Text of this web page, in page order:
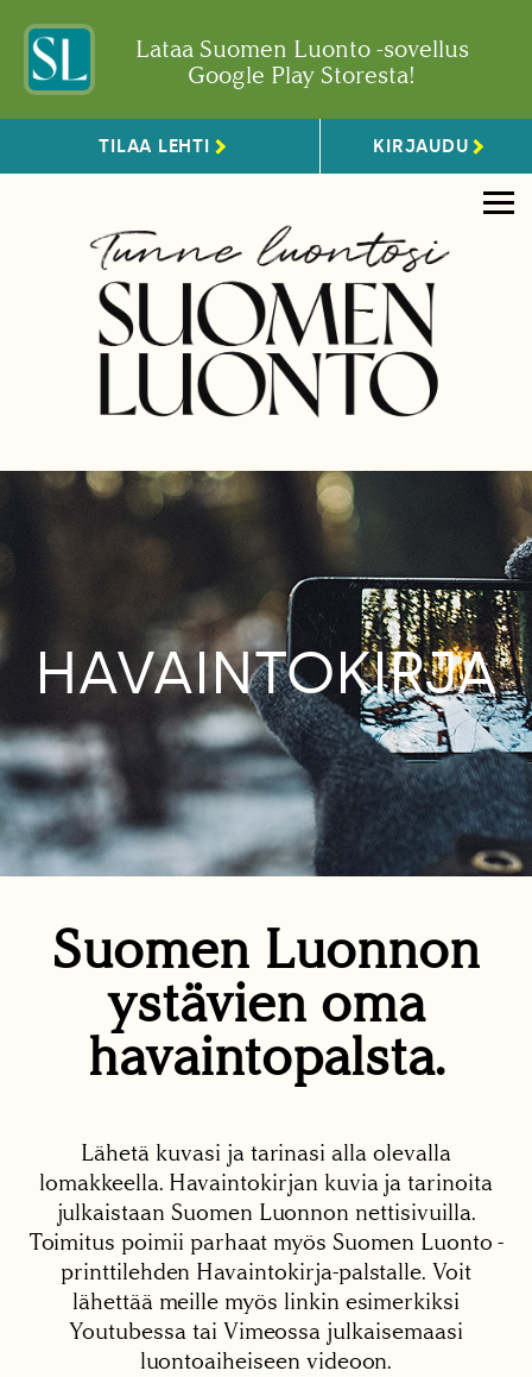
Lataa Suomen Luonto -sovellus
Google Play Storesta!
TILAA LEHTI KIRJAUDU
HAVAINTOKIRJA
Suomen Luonnon
ystävien oma
havaintopalsta.
Lähetä kuvasi ja tarinasi alla olevalla
lomakkeella. Havaintokirjan kuvia ja tarinoita
julkaistaan Suomen Luonnon nettisivuilla.
Toimitus poimii parhaat myös Suomen Luonto -
printtilehden Havaintokirja-palstalle. Voit
lähettää meille myös linkin esimerkiksi
Youtubessa tai Vimeossa julkaisemaasi
luontoaiheiseen videoon.